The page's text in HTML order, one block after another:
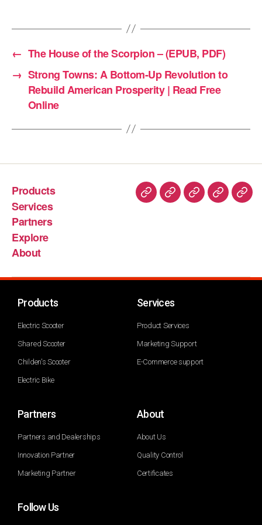
← The House of the Scorpion – (EPUB, PDF)
→ Strong Towns: A Bottom-Up Revolution to
Rebuild American Prosperity | Read Free
Online
Products
Services
Partners
Explore
About
Products
Electric Scooter
Shared Scooter
Childen's Scooter
Electric Bike
Services
Product Services
Marketing Support
E-Commerce support
Partners
Partners and Dealerships
Innovation Partner
Marketing Partner
About
About Us
Quality Control
Certificates
Follow Us